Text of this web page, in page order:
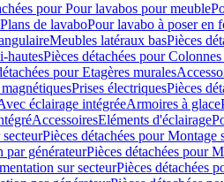
pour Pour lavabos pour meuble
de lavaboPour lavabo à poser en
Meubles latéraux basPièces
hautesPièces détachées pour
pour Etagères murales
Prises électriquesPièces
éclairage intégréeArmoires à glace
AccessoiresEléments d'éclairage
Pièces détachées pour
par générateurPièces détachées pour
sur secteurPièces détachées